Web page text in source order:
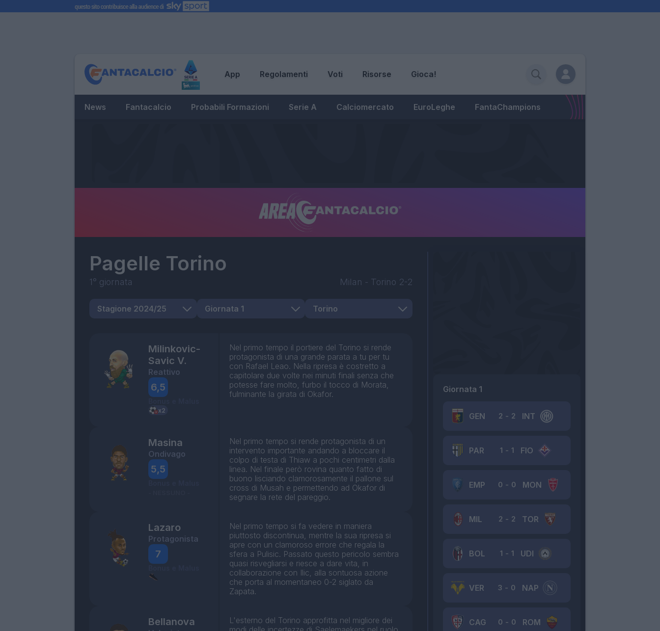
App Regolamenti Voti Risorse Gioca!
News Fantacalcio Probabili Formazioni Serie A Calciomercato EuroLeghe FantaChampions
Pagelle Torino
1° giornata Milan - Torino 2-2
Milinkovic-
Savic V.
Reattivo
6,5
Nel primo tempo il portiere del Torino si rende
protagonista di una grande parata a tu per tu
con Rafael Leao. Nella ripresa è costretto a
capitolare due volte nei minuti finali senza che
potesse fare molto, furbo il tocco di Morata,
fulminante la girata di Okafor.
Masina
Ondivago
5,5
Nel primo tempo si rende protagonista di un
intervento importante andando a bloccare il
colpo di testa di Thiaw a pochi centimetri dalla
linea. Nel finale però rovina quanto fatto di
buono lisciando clamorosamente il pallone sul
cross di Musah e permettendo ad Okafor di
segnare la rete del pareggio.
Lazaro
Protagonista
7
Nel primo tempo si fa vedere in maniera
piuttosto discontinua, mentre la sua ripresa si
apre con un clamoroso errore che regala la
sfera a Pulisic. Passato questo pericolo sembra
quasi risvegliarsi e riesce a dare vita, in
collaborazione con Ilic, alla sontuosa azione
che porta al momentaneo 0-2 siglato da
Zapata.
Bellanova
L'esterno del Torino approfitta nel migliore dei
Giornata 1
GEN INT
2 - 2
PAR FIO
1 - 1
EMP MON
0 - 0
MIL TOR
2 - 2
BOL UDI
1 - 1
VER NAP
3 - 0
CAG ROM
0 - 0